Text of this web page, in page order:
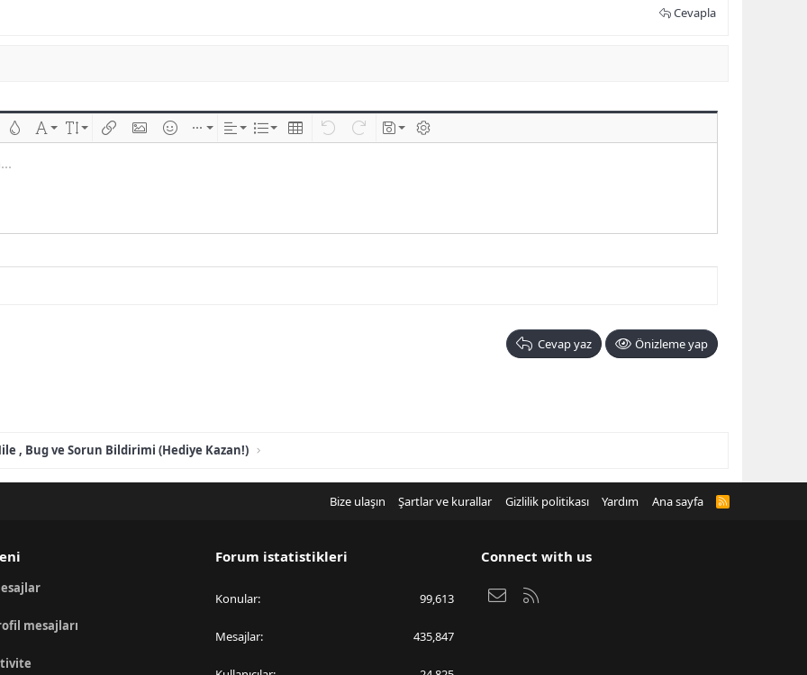
Cevapla
çizik
Metin rengi
Font ailesiFont boyutu
Link ekleResim ekle
İfadeler
Ekle Hizalama
ListInsert table
Geri alileri alTaslaklar
BB kodunu değiştir
Cevap yaz Önizleme yap
, Bug ve Sorun Bildirimi (Hediye Kazan!)
Bize ulaşın Şartlar ve kurallar Gizlilik politikası Yardım Ana sayfa
R
mesajları
Forum istatistikleri
Konular 99,613
Mesajlar 435,847
Connect with us
Bize ulaşın